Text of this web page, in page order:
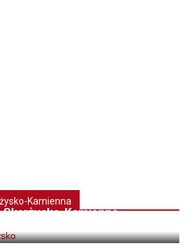
Kamienna
Kamienna